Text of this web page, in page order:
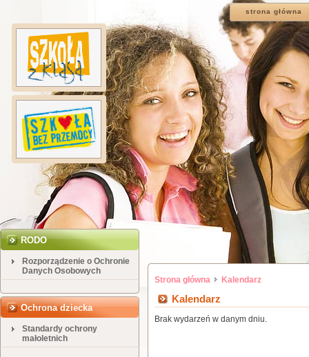
strona główna
RODO
Rozporządzenie o Ochronie
Danych Osobowych
Ochrona dziecka
Standardy ochrony
małoletnich
Strona główna Kalendarz
Kalendarz
Brak wydarzeń w danym dniu.